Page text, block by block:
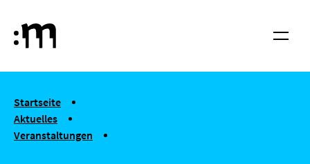
Hochschule für Musik und Tanz Köln Menü
You are here:
Startseite
Aktuelles
Veranstaltungen
Klavierabend